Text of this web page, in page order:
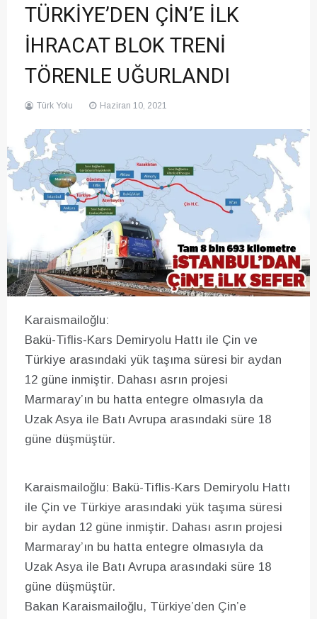
TÜRKİYE’DEN ÇİN’E İLK
İHRACAT BLOK TRENİ
TÖRENLE UĞURLANDI
Türk Yolu Haziran 10, 2021
Karaismailoğlu:
Bakü-Tiflis-Kars Demiryolu Hattı ile Çin ve
Türkiye arasındaki yük taşıma süresi bir aydan
12 güne inmiştir. Dahası asrın projesi
Marmaray’ın bu hatta entegre olmasıyla da
Uzak Asya ile Batı Avrupa arasındaki süre 18
güne düşmüştür.
Karaismailoğlu: Bakü-Tiflis-Kars Demiryolu Hattı
ile Çin ve Türkiye arasındaki yük taşıma süresi
bir aydan 12 güne inmiştir. Dahası asrın projesi
Marmaray’ın bu hatta entegre olmasıyla da
Uzak Asya ile Batı Avrupa arasındaki süre 18
güne düşmüştür.
Bakan Karaismailoğlu, Türkiye’den Çin’e